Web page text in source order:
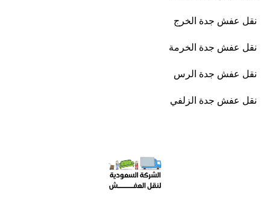
نقل عفش جدة الخرج
نقل عفش جدة الخرمة
نقل عفش جدة الرس
نقل عفش جدة الزلفي